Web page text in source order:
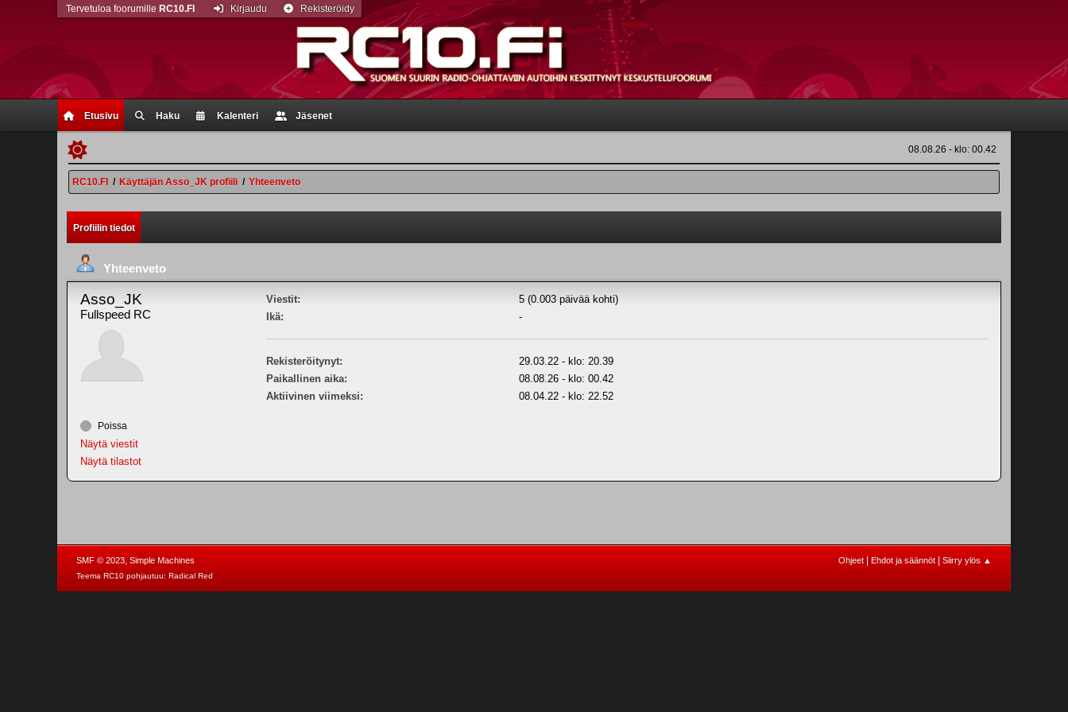
Etusivu Haku Kalenteri Jäsenet
Tervetuloa foorumille RC10.FI Kirjaudu Rekisteröidy
08.08.26 - klo: 00.42
RC10.FI / Käyttäjän Asso_JK profiili / Yhteenveto
Profiilin tiedot
Yhteenveto
Asso_JK
Fullspeed RC
Poissa
Näytä viestit
Näytä tilastot
Viestit:
5 (0.003 päivää kohti)
Ikä:
-
Rekisteröitynyt:
29.03.22 - klo: 20.39
Paikallinen aika:
08.08.26 - klo: 00.42
Aktiivinen viimeksi:
08.04.22 - klo: 22.52
Ohjeet Ehdot ja säännöt Siirry ylös ▲
SMF © 2023, Simple Machines
Teema RC10 pohjautuu: Radical Red